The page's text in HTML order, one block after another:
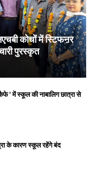
कोचों में स्टिफऩर
पुरस्कृत
' में स्कूल की नाबालिग छात्रा से
के कारण स्कूल रहेंगे बंद